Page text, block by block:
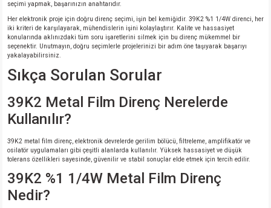
seçimi yapmak, başarınızın anahtarıdır.
Her elektronik proje için doğru direnç seçimi, işin bel kemiğidir. 39K2 %1 1/4W direnci, her
iki kriteri de karşılayarak, mühendislerin işini kolaylaştırır. Kalite ve hassasiyet
konularında aklınızdaki tüm soru işaretlerini silmek için bu direnç mükemmel bir
seçenektir. Unutmayın, doğru seçimlerle projelerinizi bir adım öne taşıyarak başarıyı
yakalayabilirsiniz.
Sıkça Sorulan Sorular
39K2 Metal Film Direnç Nerelerde
Kullanılır?
39K2 metal film direnç, elektronik devrelerde gerilim bölücü, filtreleme, amplifikatör ve
osilatör uygulamaları gibi çeşitli alanlarda kullanılır. Yüksek hassasiyet ve düşük
tolerans özellikleri sayesinde, güvenilir ve stabil sonuçlar elde etmek için tercih edilir.
39K2 %1 1/4W Metal Film Direnç
Nedir?